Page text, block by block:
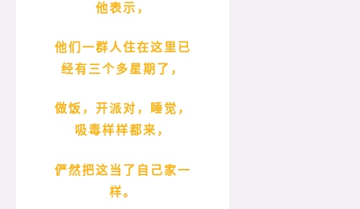
他表示，
他们一群人住在这里已
经有三个多星期了，
做饭，开派对，睡觉，
吸毒样样都来，
俨然把这当了自己家一
样。